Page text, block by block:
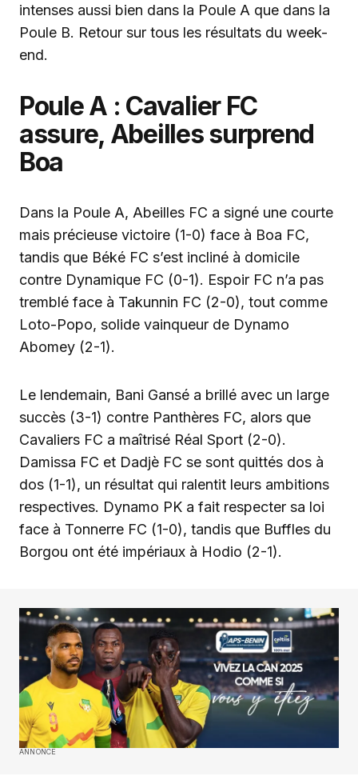
intenses aussi bien dans la Poule A que dans la
Poule B. Retour sur tous les résultats du week-
end.
Poule A : Cavalier FC
assure, Abeilles surprend
Boa
Dans la Poule A, Abeilles FC a signé une courte
mais précieuse victoire (1-0) face à Boa FC,
tandis que Béké FC s’est incliné à domicile
contre Dynamique FC (0-1). Espoir FC n’a pas
tremblé face à Takunnin FC (2-0), tout comme
Loto-Popo, solide vainqueur de Dynamo
Abomey (2-1).
Le lendemain, Bani Gansé a brillé avec un large
succès (3-1) contre Panthères FC, alors que
Cavaliers FC a maîtrisé Réal Sport (2-0).
Damissa FC et Dadjè FC se sont quittés dos à
dos (1-1), un résultat qui ralentit leurs ambitions
respectives. Dynamo PK a fait respecter sa loi
face à Tonnerre FC (1-0), tandis que Buffles du
Borgou ont été impériaux à Hodio (2-1).
ANNONCE